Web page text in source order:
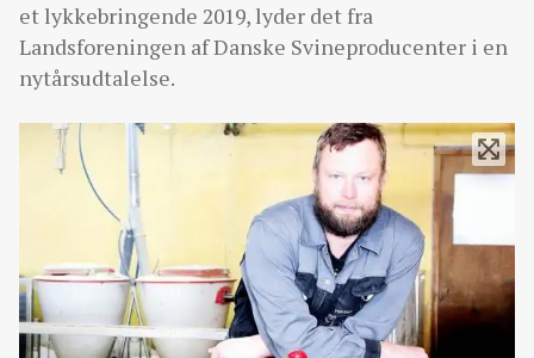
et lykkebringende 2019, lyder det fra
Landsforeningen af Danske Svineproducenter i en
nytårsudtalelse.